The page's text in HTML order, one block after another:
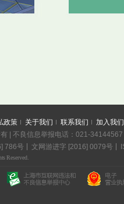
政策 关于我们 联系我们 加入我们
| 不良信息举报电话：021-
786号 文网游进字 [2016] 0079号
Reserved.